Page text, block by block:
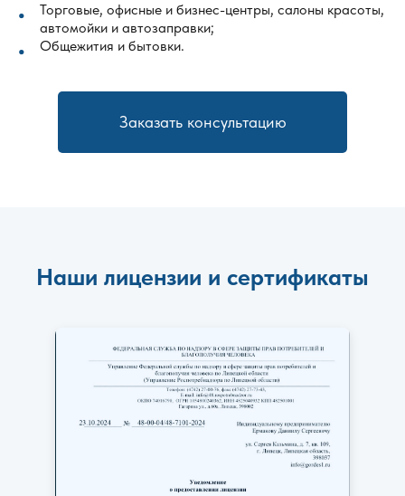
Торговые, офисные и бизнес-центры, салоны красоты,
автомойки и автозаправки;
Общежития и бытовки.
Заказать консультацию
Наши лицензии и сертификаты